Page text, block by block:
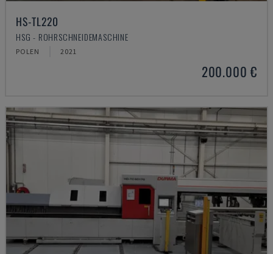
HS-TL220
HSG - ROHRSCHNEIDEMASCHINE
POLEN 2021
200.000 €